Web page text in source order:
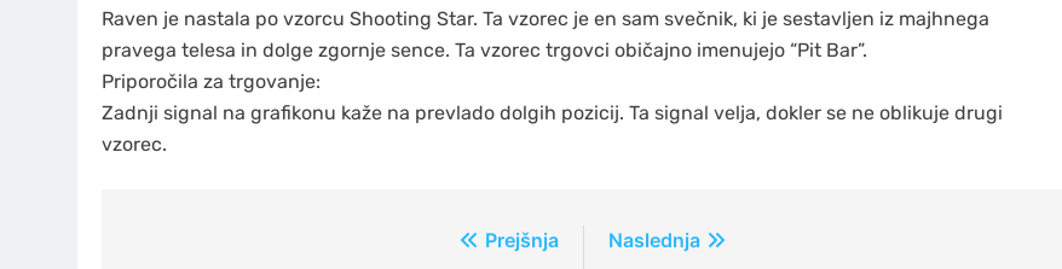
Raven je nastala po vzorcu Shooting Star. Ta vzorec je en sam svečnik, ki je sestavljen iz majhnega
pravega telesa in dolge zgornje sence. Ta vzorec trgovci običajno imenujejo “Pit Bar”.
Priporočila za trgovanje:
Zadnji signal na grafikonu kaže na prevlado dolgih pozicij. Ta signal velja, dokler se ne oblikuje drugi
vzorec.
Prejšnja
Naslednja